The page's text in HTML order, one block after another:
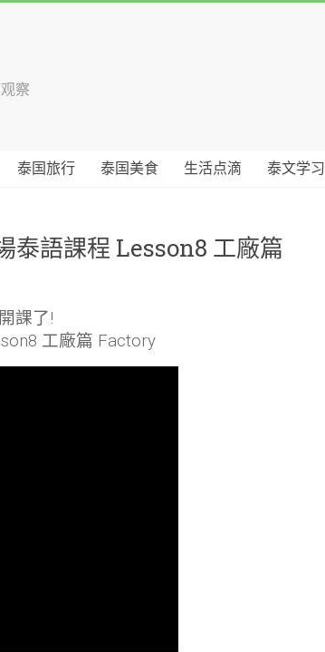
察
泰国旅行 泰国美食 生活点滴 泰文学习
語課程 Lesson8 工廠篇
課了!
工廠篇 Factory